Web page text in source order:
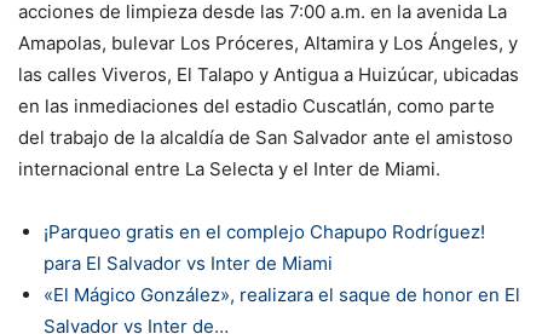
acciones de limpieza desde las 7:00 a.m. en la avenida La
Amapolas, bulevar Los Próceres, Altamira y Los Ángeles, y
las calles Viveros, El Talapo y Antigua a Huizúcar, ubicadas
en las inmediaciones del estadio Cuscatlán, como parte
del trabajo de la alcaldía de San Salvador ante el amistoso
internacional entre La Selecta y el Inter de Miami.
¡Parqueo gratis en el complejo Chapupo Rodríguez!
para El Salvador vs Inter de Miami
«El Mágico González», realizara el saque de honor en El
Salvador vs Inter de…